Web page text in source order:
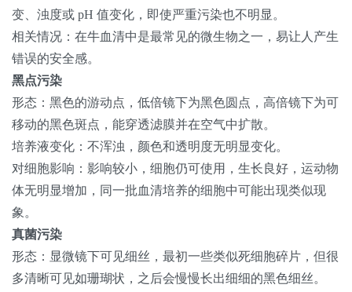
变、浊度或 pH 值变化，即使严重污染也不明显。
相关情况：在牛血清中是最常见的微生物之一，易让人产生
错误的安全感。
黑点污染
形态：黑色的游动点，低倍镜下为黑色圆点，高倍镜下为可
移动的黑色斑点，能穿透滤膜并在空气中扩散。
培养液变化：不浑浊，颜色和透明度无明显变化。
对细胞影响：影响较小，细胞仍可使用，生长良好，运动物
体无明显增加，同一批血清培养的细胞中可能出现类似现
象。
真菌污染
形态：显微镜下可见细丝，最初一些类似死细胞碎片，但很
多清晰可见如珊瑚状，之后会慢慢长出细细的黑色细丝。